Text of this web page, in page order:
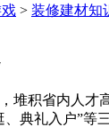
戏 > 装修建材知
积省内人才
典礼入户”等